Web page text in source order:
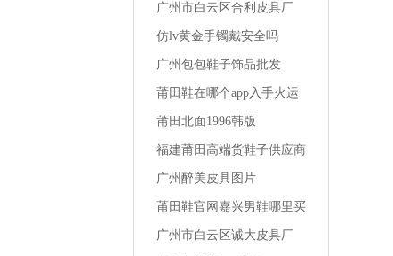
级一比一成都lv男装专卖店
广州市白云区合利皮具厂
仿lv黄金手镯戴安全吗
广州包包鞋子饰品批发
莆田鞋在哪个app入手火运
动鞋男
莆田北面1996韩版
福建莆田高端货鞋子供应商
女生买1千多的鞋
广州醉美皮具图片
莆田鞋官网嘉兴男鞋哪里买
便宜的
广州市白云区诚大皮具厂